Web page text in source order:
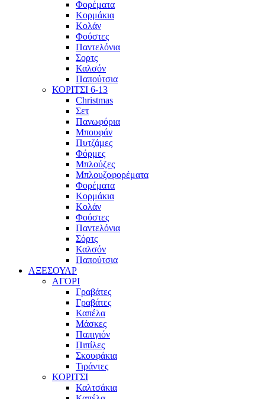
Φορέματα
Κορμάκια
Κολάν
Φούστες
Παντελόνια
Σορτς
Καλσόν
Παπούτσια
ΚΟΡΙΤΣΙ 6-13
Christmas
Σετ
Πανωφόρια
Μπουφάν
Πυτζάμες
Φόρμες
Μπλούζες
Μπλουζοφορέματα
Φορέματα
Κορμάκια
Κολάν
Φούστες
Παντελόνια
Σόρτς
Καλσόν
Παπούτσια
ΑΞΕΣΟΥΑΡ
ΑΓΟΡΙ
Γραβάτες
Γραβάτες
Καπέλα
Μάσκες
Παπιγιόν
Πιπίλες
Σκουφάκια
Τιράντες
ΚΟΡΙΤΣΙ
Καλτσάκια